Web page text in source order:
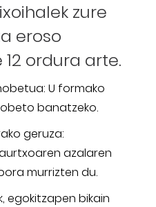
zure
eroso
ordura arte.
U formako
banatzeko.
geruza:
azalaren
murrizten du.
egokitzapen bikain